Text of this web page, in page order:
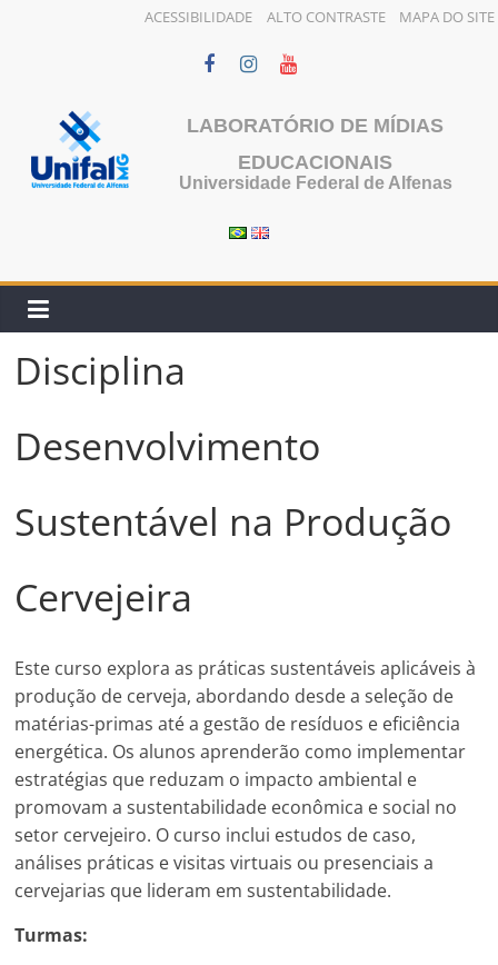
ACESSIBILIDADE ALTO CONTRASTE MAPA DO SITE
conteúdo
LABORATÓRIO DE MÍDIAS
EDUCACIONAIS
Universidade Federal de Alfenas
Disciplina
Desenvolvimento
Sustentável na Produção
Cervejeira
Este curso explora as práticas sustentáveis aplicáveis à
produção de cerveja, abordando desde a seleção de
matérias-primas até a gestão de resíduos e eficiência
energética. Os alunos aprenderão como implementar
estratégias que reduzam o impacto ambiental e
promovam a sustentabilidade econômica e social no
setor cervejeiro. O curso inclui estudos de caso,
análises práticas e visitas virtuais ou presenciais a
cervejarias que lideram em sustentabilidade.
Turmas: